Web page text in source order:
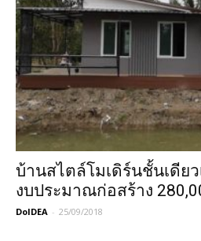
บ้านสไตล์โมเดิร์นชั้นเดียว
งบประมาณก่อสร้าง
DoIDEA - 25/09/2018